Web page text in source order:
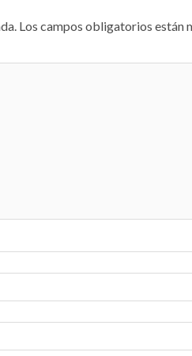
Los campos obligatorios están